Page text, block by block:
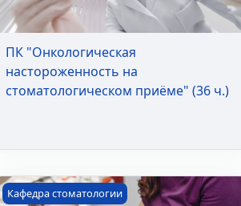
ПК "Онкологическая
настороженность на
стоматологическом приёме" (36 ч.)
ПК "Особенности
Кафедра стоматологии